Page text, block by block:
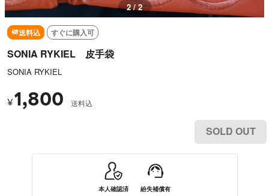
1 / 2
送料込 すぐに購入可
SONIA RYKIEL 皮手袋
SONIA RYKIEL
¥1,800 送料込
SOLD OUT
本人確認済 紛失補償有